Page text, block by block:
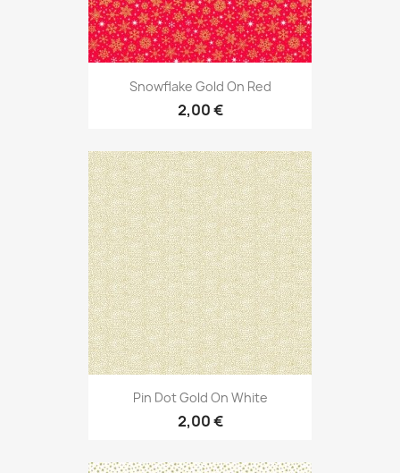
Snowflake Gold On Red
2,00 €
Pin Dot Gold On White
2,00 €